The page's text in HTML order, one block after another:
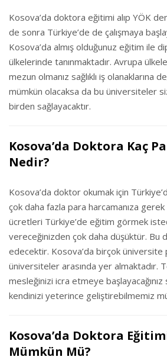
Kosova’da doktora eğitimi alıp YÖK
de sonra Türkiye’de de çalışmaya
Kosova’da almış olduğunuz eğitim ile
ülkelerinde tanınmaktadır. Avrupa
mezun olmanız sağlıklı iş olanaklarına
mümkün olacaksa da bu üniversiteler
birden sağlayacaktır.
Kosova’da Doktora Kaç
Nedir?
Kosova’da doktor okumak için
çok daha fazla para harcamanıza
ücretleri Türkiye’de eğitim görmek
vereceğinizden çok daha düşüktür. Bu
edecektir. Kosova’da birçok
üniversiteler arasında yer almaktadır.
mesleğinizi icra etmeye
kendinizi yeterince geliştirebilmemiz
Kosova’da Doktora Eğitimi
Mümkün Mü?